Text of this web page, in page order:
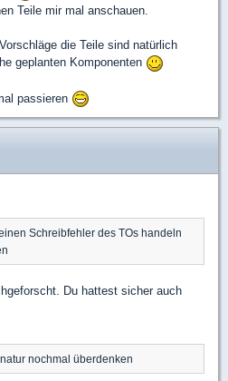
Teile mir mal anschauen.
die Teile sind natürlich
geplanten Komponenten
passieren
Schreibfehler des TOs handeln
Du hattest sicher auch
nochmal überdenken